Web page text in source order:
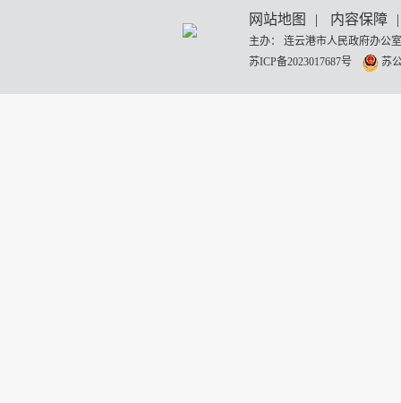
网站地图 | 内容保障 |
主办： 连云港市人民政府办
苏ICP备2023017687号
苏